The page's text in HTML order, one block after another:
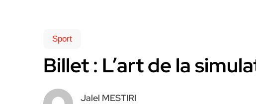
Sport
Billet : L’art de la
Jalel MESTIRI